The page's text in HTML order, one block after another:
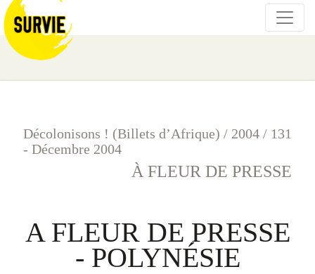
Décolonisons ! (Billets d’Afrique) / 2004 / 131
- Décembre 2004
À FLEUR DE PRESSE
A FLEUR DE PRESSE
- POLYNÉSIE